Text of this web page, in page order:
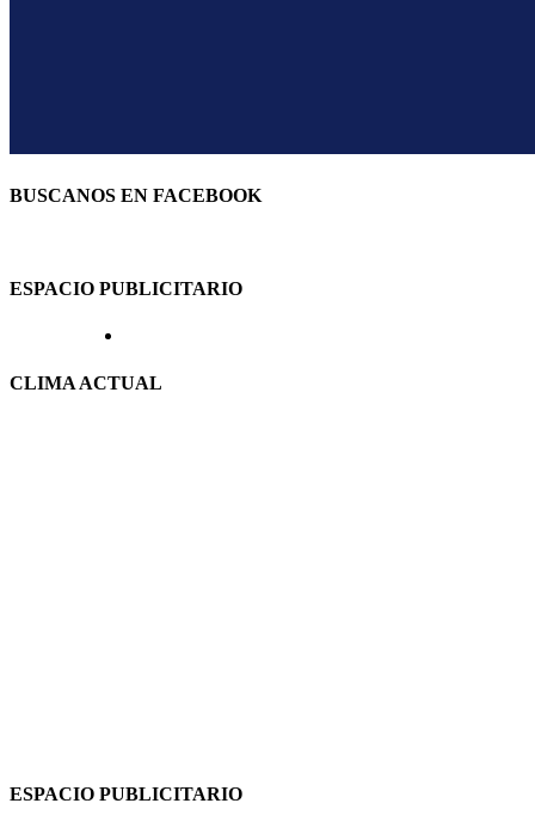
BUSCANOS EN FACEBOOK
ESPACIO PUBLICITARIO
CLIMA ACTUAL
ESPACIO PUBLICITARIO